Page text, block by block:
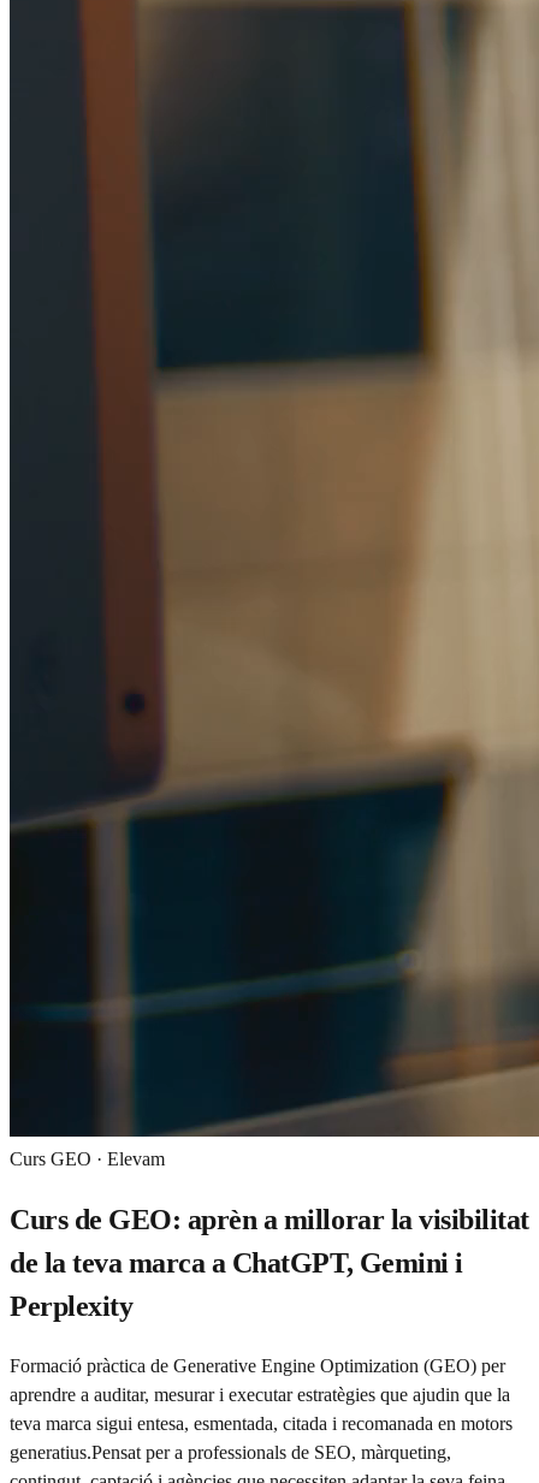
Curs GEO · Elevam
Curs de GEO: aprèn a millorar la visibilitat
de la teva marca a ChatGPT, Gemini i
Perplexity
Formació pràctica de Generative Engine Optimization (GEO) per
aprendre a auditar, mesurar i executar estratègies que ajudin que la
teva marca sigui entesa, esmentada, citada i recomanada en motors
generatius.Pensat per a professionals de SEO, màrqueting,